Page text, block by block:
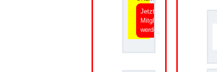
Jetzt
Mitglied
werden